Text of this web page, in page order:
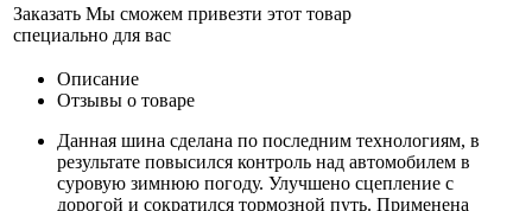
Заказать Мы сможем привезти этот товар
специально для вас
Описание
Отзывы о товаре
Данная шина сделана по последним технологиям, в
результате повысился контроль над автомобилем в
суровую зимнюю погоду. Улучшено сцепление с
дорогой и сократился тормозной путь. Применена